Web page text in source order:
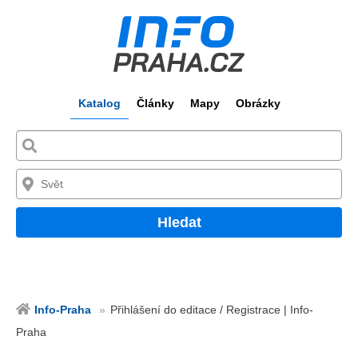
Katalog Články Mapy Obrázky
Hledat
Info-Praha
Přihlášení do editace / Registrace | Info-
Praha